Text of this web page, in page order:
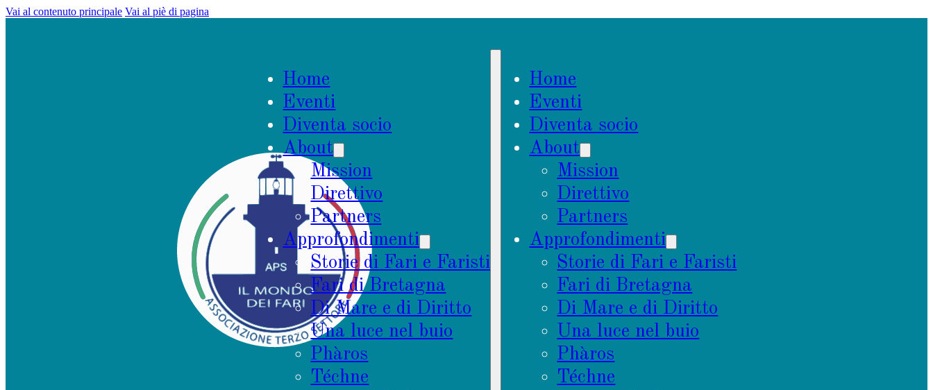
Vai al contenuto principale Vai al piè di pagina
Home
Eventi
Diventa socio
About
Mission
Direttivo
Partners
Approfondimenti
Storie di Fari e Faristi
Fari di Bretagna
Di Mare e di Diritto
Una luce nel buio
Phàros
Téchne
Home
Eventi
Diventa socio
About
Mission
Direttivo
Partners
Approfondimenti
Storie di Fari e Faristi
Fari di Bretagna
Di Mare e di Diritto
Una luce nel buio
Phàros
Téchne